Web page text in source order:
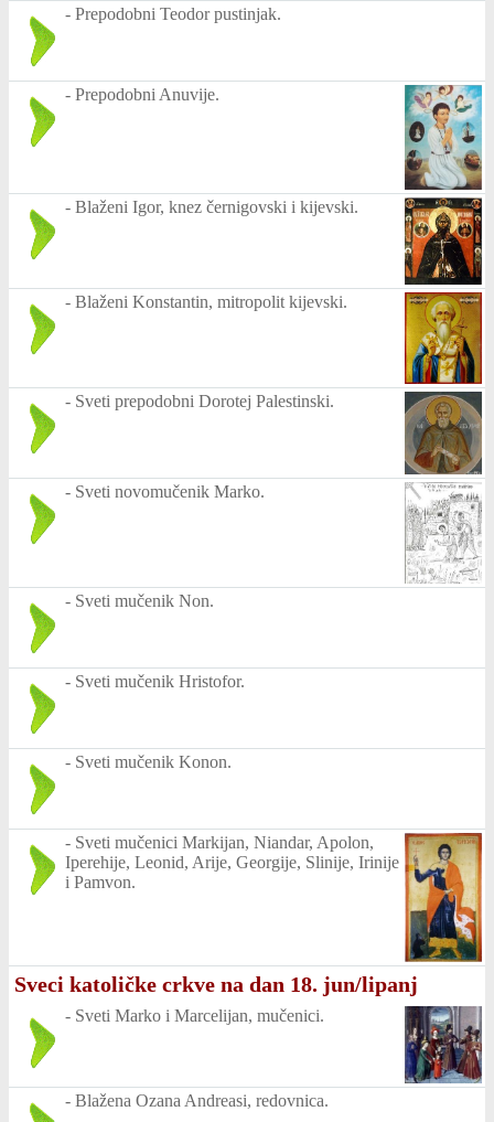
- Prepodobni Teodor pustinjak.
- Prepodobni Anuvije.
- Blaženi Igor, knez černigovski i kijevski.
- Blaženi Konstantin, mitropolit kijevski.
- Sveti prepodobni Dorotej Palestinski.
- Sveti novomučenik Marko.
- Sveti mučenik Non.
- Sveti mučenik Hristofor.
- Sveti mučenik Konon.
- Sveti mučenici Markijan, Niandar, Apolon,
Iperehije, Leonid, Arije, Georgije, Slinije, Irinije
i Pamvon.
Sveci katoličke crkve na dan 18. jun/lipanj
- Sveti Marko i Marcelijan, mučenici.
- Blažena Ozana Andreasi, redovnica.